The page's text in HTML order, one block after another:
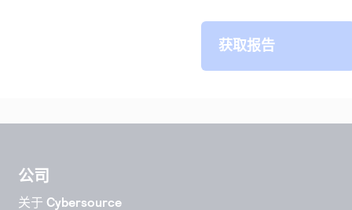
公司
关于 Cybersource